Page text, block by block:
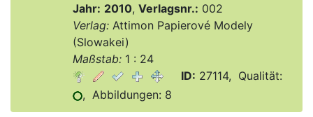
Jahr: 2010, Verlagsnr.: 002
Verlag:Attimon Papierové Modely
(Slowakei)
Maßstab:1 : 24
ID: 27114, Qualität:
, Abbildungen: 8